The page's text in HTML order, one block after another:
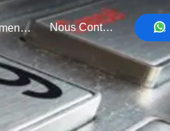
Événements Nous Contacter